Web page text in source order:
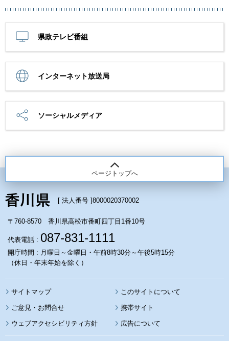
県政テレビ番組
インターネット放送局
ソーシャルメディア
ページトップへ
[ 法人番号 ]8000020370002
〒760-8570 香川県高松市番町四丁目1番10号
代表電話 : 087-831-1111
開庁時間 : 月曜日～金曜日・午前8時30分～午後5時15分
（休日・年末年始を除く）
サイトマップ このサイトについて
携帯サイト
ウェブアクセシビリティ方針 広告について